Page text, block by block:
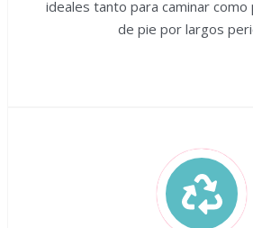
ideales tanto para caminar
de pie por largos